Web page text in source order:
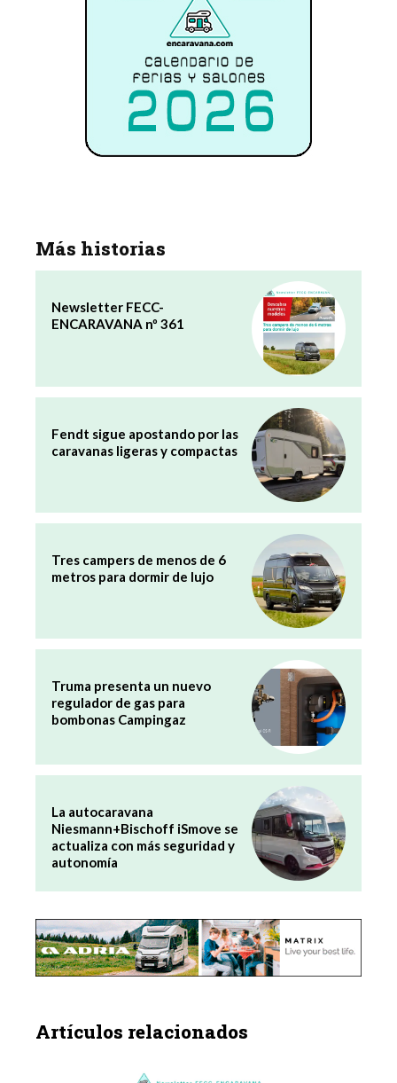
Más historias
Newsletter FECC-
ENCARAVANA nº 361
Fendt sigue apostando por las
caravanas ligeras y compactas
Tres campers de menos de 6
metros para dormir de lujo
Truma presenta un nuevo
regulador de gas para
bombonas Campingaz
La autocaravana
Niesmann+Bischoff iSmove se
actualiza con más seguridad y
autonomía
Artículos relacionados